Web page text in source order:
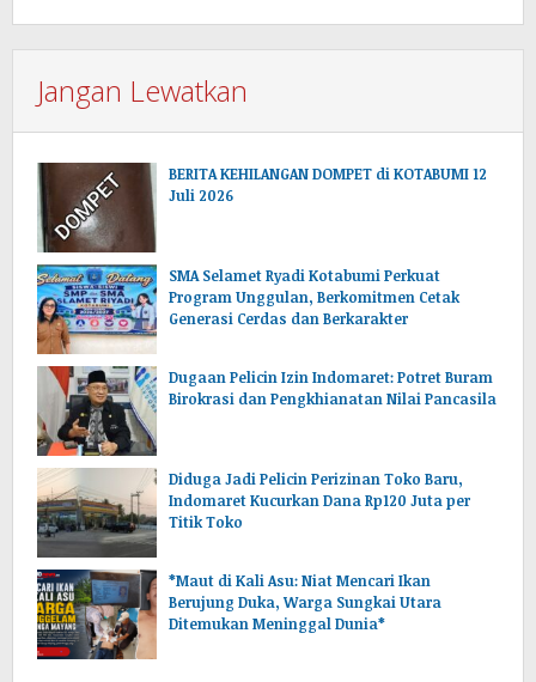
Jangan Lewatkan
BERITA KEHILANGAN DOMPET di KOTABUMI 12
Juli 2026
SMA Selamet Ryadi Kotabumi Perkuat
Program Unggulan, Berkomitmen Cetak
Generasi Cerdas dan Berkarakter
Dugaan Pelicin Izin Indomaret: Potret Buram
Birokrasi dan Pengkhianatan Nilai Pancasila
‎Diduga Jadi Pelicin Perizinan Toko Baru,
Indomaret Kucurkan Dana Rp120 Juta per
Titik Toko
*Maut di Kali Asu: Niat Mencari Ikan
Berujung Duka, Warga Sungkai Utara
Ditemukan Meninggal Dunia*